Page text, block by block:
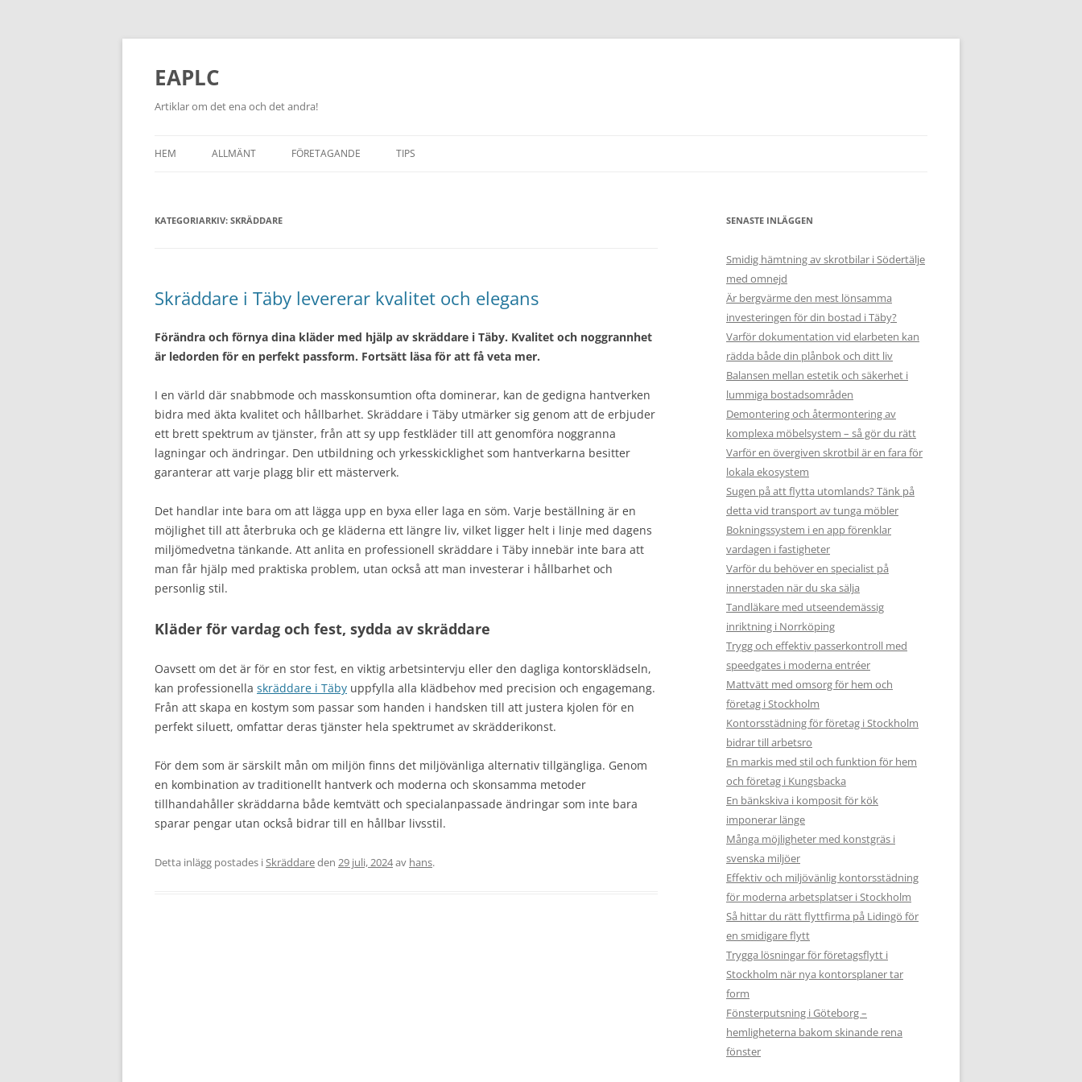
EAPLC
Artiklar om det ena och det andra!
HEM ALLMÄNT FÖRETAGANDE TIPS
KATEGORIARKIV: SKRÄDDARE
Skräddare i Täby levererar kvalitet och elegans
Förändra och förnya dina kläder med hjälp av skräddare i Täby. Kvalitet och noggrannhet
är ledorden för en perfekt passform. Fortsätt läsa för att få veta mer.
I en värld där snabbmode och masskonsumtion ofta dominerar, kan de gedigna hantverken
bidra med äkta kvalitet och hållbarhet. Skräddare i Täby utmärker sig genom att de erbjuder
ett brett spektrum av tjänster, från att sy upp festkläder till att genomföra noggranna
lagningar och ändringar. Den utbildning och yrkesskicklighet som hantverkarna besitter
garanterar att varje plagg blir ett mästerverk.
Det handlar inte bara om att lägga upp en byxa eller laga en söm. Varje beställning är en
möjlighet till att återbruka och ge kläderna ett längre liv, vilket ligger helt i linje med dagens
miljömedvetna tänkande. Att anlita en professionell skräddare i Täby innebär inte bara att
man får hjälp med praktiska problem, utan också att man investerar i hållbarhet och
personlig stil.
Kläder för vardag och fest, sydda av skräddare
Oavsett om det är för en stor fest, en viktig arbetsintervju eller den dagliga kontorsklädseln,
kan professionella skräddare i Täby uppfylla alla klädbehov med precision och engagemang.
Från att skapa en kostym som passar som handen i handsken till att justera kjolen för en
perfekt siluett, omfattar deras tjänster hela spektrumet av skrädderikonst.
För dem som är särskilt mån om miljön finns det miljövänliga alternativ tillgängliga. Genom
en kombination av traditionellt hantverk och moderna och skonsamma metoder
tillhandahåller skräddarna både kemtvätt och specialanpassade ändringar som inte bara
sparar pengar utan också bidrar till en hållbar livsstil.
Detta inlägg postades iSkräddareden 29 juli, 2024av hans.
SENASTE INLÄGGEN
Smidig hämtning av skrotbilar i Södertälje
med omnejd
Är bergvärme den mest lönsamma
investeringen för din bostad i Täby?
Varför dokumentation vid elarbeten kan
rädda både din plånbok och ditt liv
Balansen mellan estetik och säkerhet i
lummiga bostadsområden
Demontering och återmontering av
komplexa möbelsystem – så gör du rätt
Varför en övergiven skrotbil är en fara för
lokala ekosystem
Sugen på att flytta utomlands? Tänk på
detta vid transport av tunga möbler
Bokningssystem i en app förenklar
vardagen i fastigheter
Varför du behöver en specialist på
innerstaden när du ska sälja
Tandläkare med utseendemässig
inriktning i Norrköping
Trygg och effektiv passerkontroll med
speedgates i moderna entréer
Mattvätt med omsorg för hem och
företag i Stockholm
Kontorsstädning för företag i Stockholm
bidrar till arbetsro
En markis med stil och funktion för hem
och företag i Kungsbacka
En bänkskiva i komposit för kök
imponerar länge
Många möjligheter med konstgräs i
svenska miljöer
Effektiv och miljövänlig kontorsstädning
för moderna arbetsplatser i Stockholm
Så hittar du rätt flyttfirma på Lidingö för
en smidigare flytt
Trygga lösningar för företagsflytt i
Stockholm när nya kontorsplaner tar
form
Fönsterputsning i Göteborg –
hemligheterna bakom skinande rena
fönster